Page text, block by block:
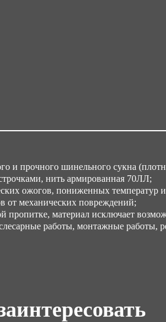
и прочного шинельного сукна
нить армированная 70ЛЛ;
ожогов, пониженных температур и
от механических повреждений;
пропитке, материал исключает
работы, монтажные работы,